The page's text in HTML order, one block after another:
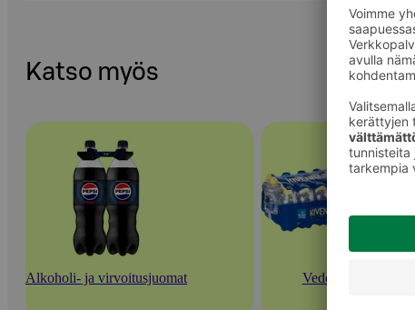
Katso myös
Alkoholi- ja virvoitusjuomat Vedet